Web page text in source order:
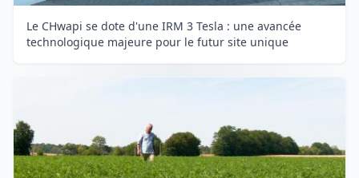
Le CHwapi se dote d'une IRM 3 Tesla : une avancée
technologique majeure pour le futur site unique